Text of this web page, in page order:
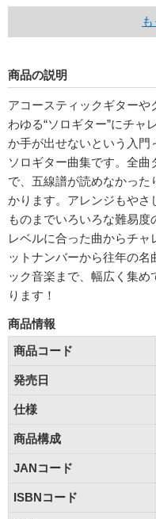
商品の説明
アコースティックギター
わゆる“ソロギター”にチャ
か手が出せないという入門
ソロギター曲集です。全
で、五線譜が読めなかっ
かります。アレンジもやさ
ものまでいろいろな難易
レベルに合った曲からチャ
ットナンバーから往年の
ック音楽まで、幅広く集
ります！
商品情報
商品コード
発売日
仕様
商品構成
JANコード
ISBNコード